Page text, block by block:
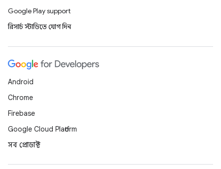
Google Play support
রিসার্চ স্টাডিতে যোগ দিন
Android
Chrome
Firebase
Google Cloud Platform
সব প্রোডাক্ট